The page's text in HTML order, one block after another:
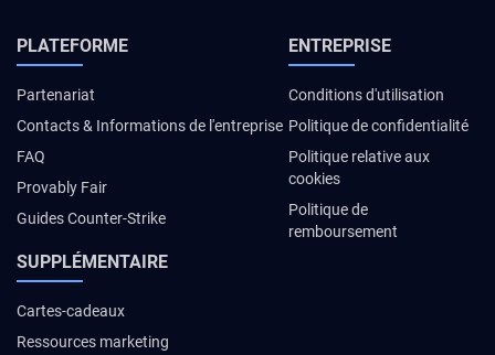
PLATEFORME
Partenariat
Contacts & Informations de l'entreprise
FAQ
Provably Fair
Guides Counter-Strike
ENTREPRISE
Conditions d'utilisation
Politique de confidentialité
Politique relative aux
cookies
Politique de
remboursement
SUPPLÉMENTAIRE
Cartes-cadeaux
Ressources marketing